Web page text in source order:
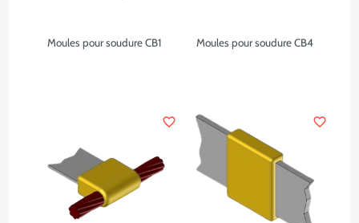
Moules pour soudure CB1 Moules pour soudure CB4
favorite_border favorite_border